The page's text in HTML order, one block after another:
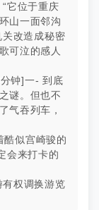
它位于重庆
环山一面邻沟
改造成秘密
可泣的感人
钟]一- 到底
谜。但也不
气吞列车，
酷似宫崎骏的
会来打卡的
权调换游览